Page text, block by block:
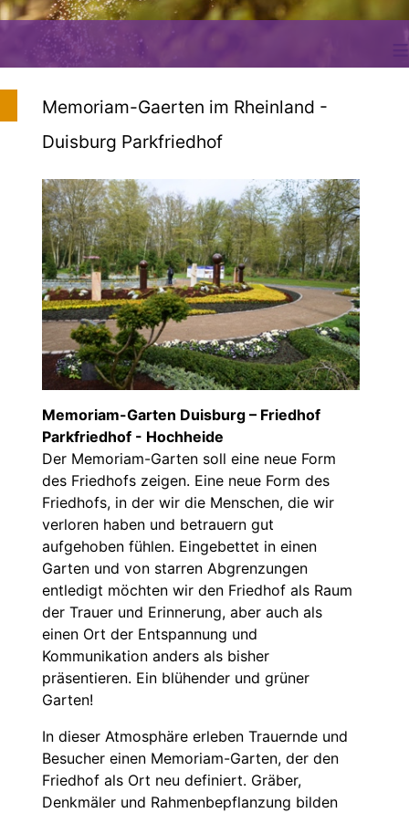
≡
Memoriam-Gaerten im Rheinland -
Duisburg Parkfriedhof
Memoriam-Garten Duisburg – Friedhof
Parkfriedhof - Hochheide
Der Memoriam-Garten soll eine neue Form
des Friedhofs zeigen. Eine neue Form des
Friedhofs, in der wir die Menschen, die wir
verloren haben und betrauern gut
aufgehoben fühlen. Eingebettet in einen
Garten und von starren Abgrenzungen
entledigt möchten wir den Friedhof als Raum
der Trauer und Erinnerung, aber auch als
einen Ort der Entspannung und
Kommunikation anders als bisher
präsentieren. Ein blühender und grüner
Garten!
In dieser Atmosphäre erleben Trauernde und
Besucher einen Memoriam-Garten, der den
Friedhof als Ort neu definiert. Gräber,
Denkmäler und Rahmenbepflanzung bilden